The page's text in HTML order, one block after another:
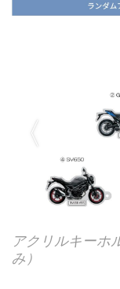
アクリルキーホ
み）